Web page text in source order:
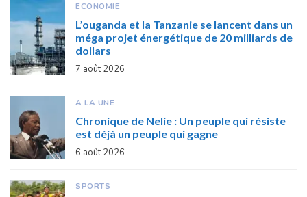
ECONOMIE
L’ouganda et la Tanzanie se lancent dans un
méga projet énergétique de 20 milliards de
dollars
7 août 2026
A LA UNE
Chronique de Nelie : Un peuple qui résiste
est déjà un peuple qui gagne
6 août 2026
SPORTS